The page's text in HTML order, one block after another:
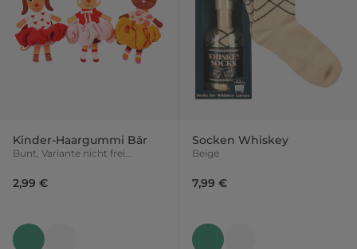
Kinder-Haargummi Bär
Bunt, Variante nicht frei
2,99 €
Socken Whiskey
Beige
7,99 €